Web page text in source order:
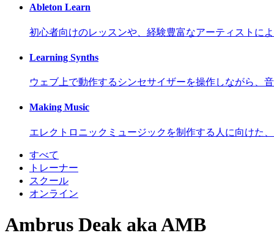
Ableton Learn
初心者向けのレッスンや、経験豊富なアーティストに
Learning Synths
ウェブ上で動作するシンセサイザーを操作しながら、
Making Music
エレクトロニックミュージックを制作する人に向けた
すべて
トレーナー
スクール
オンライン
Ambrus Deak aka AMB